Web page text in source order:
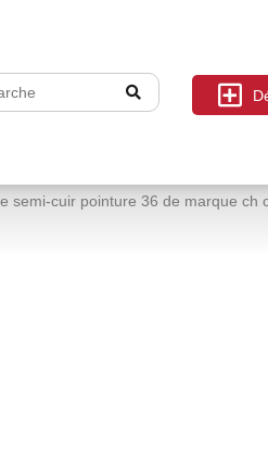
semi-cuir pointure 36 de marque ch